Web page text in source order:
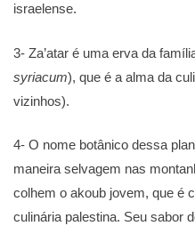
israelense.
3- Za’atar é uma erva da
syriacum), que é a alma da
vizinhos).
4- O nome botânico dessa
maneira selvagem nas
colhem o akoub jovem, que é
culinária palestina. Seu sabor